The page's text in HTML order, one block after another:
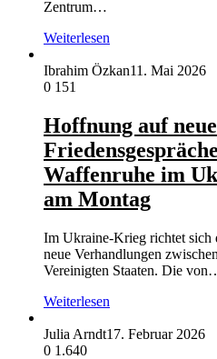
Zentrum…
Weiterlesen
Ibrahim Özkan11. Mai 2026
0 151
Hoffnung auf neue
Waffenruhe im
am Montag
Im Ukraine-Krieg richtet sich
neue Verhandlungen
Vereinigten Staaten. Die
Weiterlesen
Julia Arndt17. Februar 2026
0 1.640